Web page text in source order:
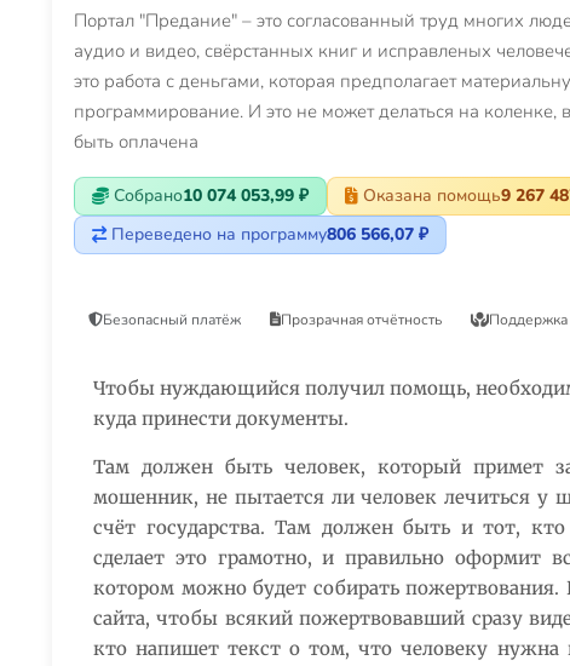
Портал "Предание" – это согласованный труд многих
аудио и видео, свёрстанных книг и исправленых
это работа с деньгами, которая предполагает
программирование. И это не может делаться на коленке,
быть оплачена
Собрано10 074 053,99 ₽ Оказана помощь9 267
Переведено на программу806 566,07 ₽
Безопасный платёж Прозрачная отчётность
Чтобы нуждающийся получил помощь,
куда принести документы.
Там должен быть человек, который примет
мошенник, не пытается ли человек лечиться у
счёт государства. Там должен быть и тот,
сделает это грамотно, и правильно оформит
котором можно будет собирать
сайта, чтобы всякий пожертвовавший сразу
кто напишет текст о том, что человеку